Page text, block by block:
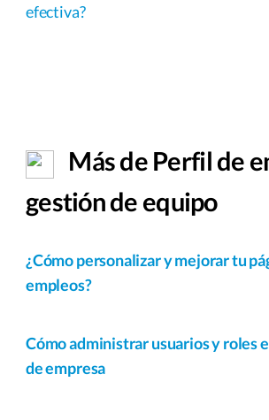
efectiva?
Más de Perfil de
gestión de equipo
¿Cómo personalizar y mejorar tu
empleos?
Cómo administrar usuarios y roles
de empresa